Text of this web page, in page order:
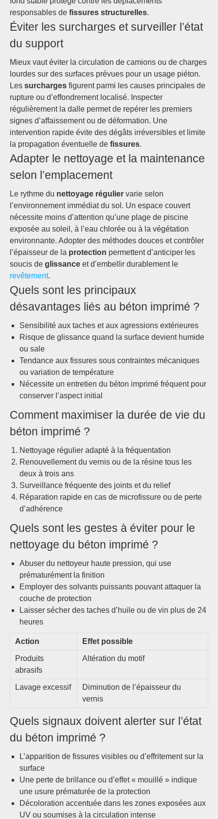
responsables de fissures structurelles.
Éviter les surcharges et surveiller l’état
du support
Mieux vaut éviter la circulation de camions ou de charges
lourdes sur des surfaces prévues pour un usage piéton.
Les surcharges figurent parmi les causes principales de
rupture ou d’effondrement localisé. Inspecter
régulièrement la dalle permet de repérer les premiers
signes d’affaissement ou de déformation. Une
intervention rapide évite des dégâts irréversibles et limite
la propagation éventuelle de fissures.
Adapter le nettoyage et la maintenance
selon l’emplacement
Le rythme du nettoyage régulier varie selon
l’environnement immédiat du sol. Un espace couvert
nécessite moins d’attention qu’une plage de piscine
exposée au soleil, à l’eau chlorée ou à la végétation
environnante. Adopter des méthodes douces et contrôler
l’épaisseur de la protection permettent d’anticiper les
soucis de glissance et d’embellir durablement le
revêtement.
Quels sont les principaux
désavantages liés au béton imprimé ?
Sensibilité aux taches et aux agressions extérieures
Risque de glissance quand la surface devient humide
ou sale
Tendance aux fissures sous contraintes mécaniques
ou variation de température
Nécessite un entretien du béton imprimé fréquent pour
conserver l’aspect initial
Comment maximiser la durée de vie du
béton imprimé ?
Nettoyage régulier adapté à la fréquentation
Renouvellement du vernis ou de la résine tous les
deux à trois ans
Surveillance fréquente des joints et du relief
Réparation rapide en cas de microfissure ou de perte
d’adhérence
Quels sont les gestes à éviter pour le
nettoyage du béton imprimé ?
Abuser du nettoyeur haute pression, qui use
prématurément la finition
Employer des solvants puissants pouvant attaquer la
couche de protection
Laisser sécher des taches d’huile ou de vin plus de 24
heures
Action Effet possible
Produits
abrasifs
Altération du motif
Lavage excessif
Diminution de l’épaisseur du
vernis
Quels signaux doivent alerter sur l’état
du béton imprimé ?
L’apparition de fissures visibles ou d’effritement sur la
surface
Une perte de brillance ou d’effet « mouillé » indique
une usure prématurée de la protection
Décoloration accentuée dans les zones exposées aux
UV ou soumises à la circulation intense